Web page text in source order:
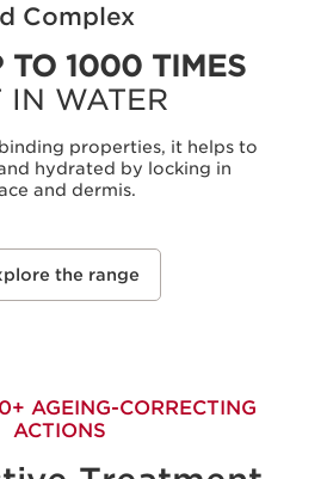
Complex
TO 1000 TIMES
IN WATER
properties, it helps to
hydrated by locking in
and dermis.
the range
AGEING-CORRECTING
ACTIONS